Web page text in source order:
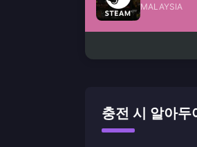
MALAYSIA
충전 시 알아두